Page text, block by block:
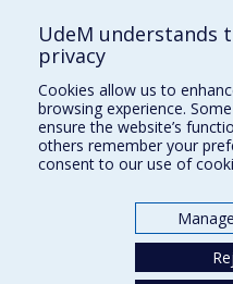
Comment soutenir l'École?
BESOIN D'AIDE?
Plan du site
Signaler une erreur
Accessibilité
Nos départements et écoles
UdeM understands
privacy
Cookies allow us to
browsing experience.
ensure the website’s
others remember your
consent to our use of